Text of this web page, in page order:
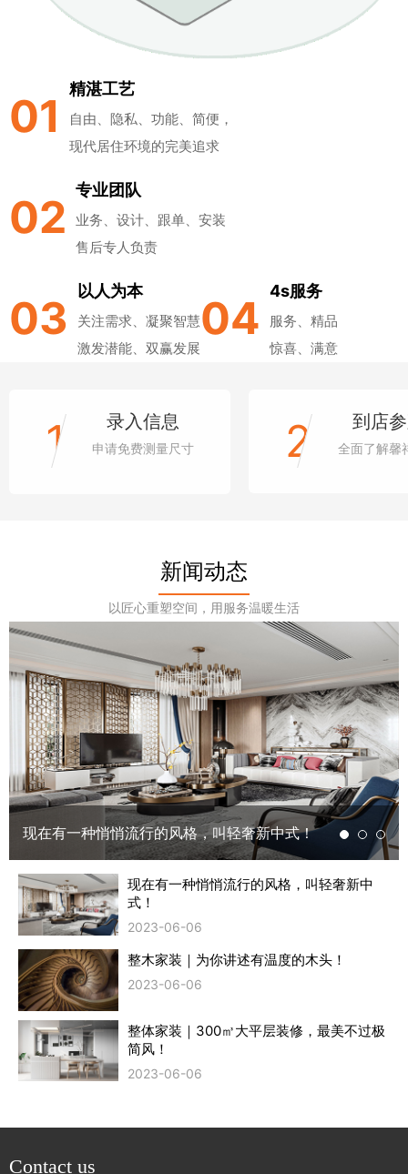
01
精湛工艺
自由、隐私、功能、简便，
现代居住环境的完美追求
02
专业团队
业务、设计、跟单、安装
售后专人负责
03
以人为本
关注需求、凝聚智慧
激发潜能、双赢发展
04
4s服务
服务、精品
惊喜、满意
1 录入信息
申请免费测量尺寸 2 到店
全面了解馨
新闻动态
以匠心重塑空间，用服务温暖生活
现在有一种悄悄流行的风格，叫轻奢新中式！
现在有一种悄悄流行的风格，叫轻奢新中
式！
2023-06-06
整木家装｜为你讲述有温度的木头！
2023-06-06
整体家装｜300㎥大平层装修，最美不过极
简风！
2023-06-06
Contact us